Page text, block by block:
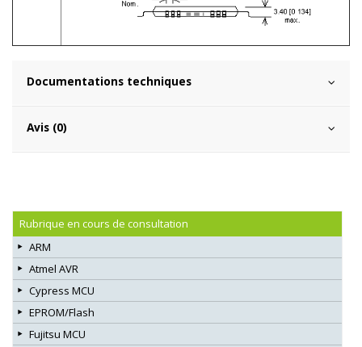
Documentations techniques
Avis (0)
Rubrique en cours de consultation
ARM
Atmel AVR
Cypress MCU
EPROM/Flash
Fujitsu MCU